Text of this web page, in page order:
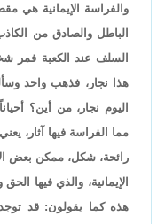
والفراسة الإيمانية هي
الباطل والصادق من
السلف عند الكعبة فمر
هذا نجار، فذهب واحد
اليوم نجار، من أين؟
مما الفراسة فيها آثار،
رائحة، شكل، ممكن بعض
الإيمانية، والذي فيها
هذه كما يقولون: قد